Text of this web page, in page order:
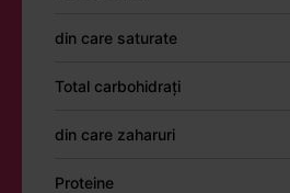
din care saturate
Total carbohidrați
din care zaharuri
Proteine